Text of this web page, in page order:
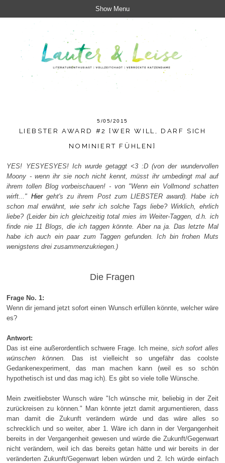
Show Menu
5/05/2015
LIEBSTER AWARD #2 [WER WILL, DARF SICH
NOMINIERT FÜHLEN]
YES! YESYESYES! Ich wurde getaggt <3 :D (von der wundervollen
Moony - wenn ihr sie noch nicht kennt, müsst ihr umbedingt mal auf
ihrem tollen Blog vorbeischauen! - von "Wenn ein Vollmond schatten
wirft..." Hiergeht's zu ihrem Post zum LIEBSTER award). Habe ich
schon mal erwähnt, wie sehr ich solche Tags liebe? Wirklich, ehrlich
liebe? (Leider bin ich gleichzeitig total mies im Weiter-Taggen, d.h. ich
finde nie 11 Blogs, die ich taggen könnte. Aber na ja. Das letzte Mal
habe ich auch ein paar zum Taggen gefunden. Ich bin frohen Muts
wenigstens drei zusammenzukriegen.)
Die Fragen
Frage No. 1:
Wenn dir jemand jetzt sofort einen Wunsch erfüllen könnte, welcher wäre
es?
Antwort:
Das ist eine außerordentlich schwere Frage. Ich meine, sich sofort alles
wünschen können.
Das ist vielleicht so ungefähr das coolste
Gedankenexperiment, das man machen kann (weil es so schön
hypothetisch ist und das mag ich). Es gibt so viele tolle Wünsche.
Mein zweitliebster Wunsch wäre "Ich wünsche mir, beliebig in der Zeit
zurückreisen zu können." Man könnte jetzt damit argumentieren, dass
man damit die Zukunft verändern würde und das wäre alles so
schrecklich und so weiter, aber 1. Wäre ich dann in der Vergangenheit
bereits in der Vergangenheit gewesen und würde die Zukunft/Gegenwart
nicht verändern, weil ich das bereits getan hätte und wir bereits in der
veränderten Zukunft/Gegenwart leben würden und 2. Ich würde einfach